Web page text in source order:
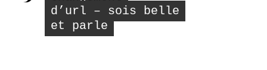
d’url – sois belle
et parle